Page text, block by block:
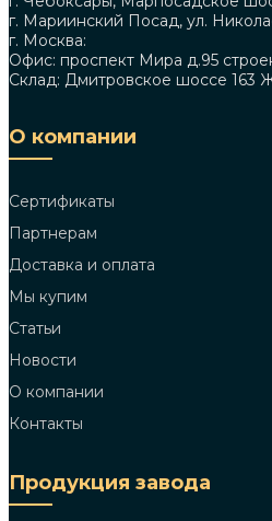
г. Мариинский Посад, ул.
г. Москва:
Офис: проспект Мира д.95
Склад: Дмитровское шоссе 163
О компании
Сертификаты
Партнерам
Доставка и оплата
Мы купим
Статьи
Новости
О компании
Контакты
Продукция завода